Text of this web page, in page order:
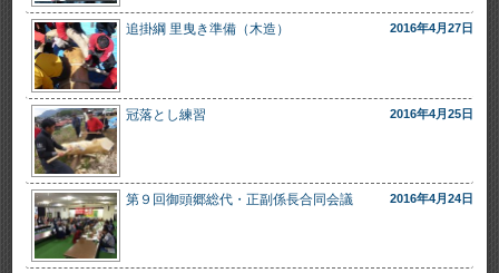
追掛綱 里曳き準備（木造） 2016年4月27日
冠落とし練習 2016年4月25日
第９回御頭郷総代・正副係長合同会議 2016年4月24日